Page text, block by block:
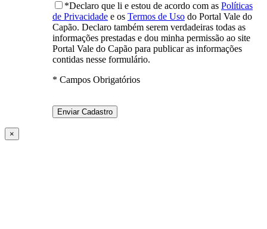
*Declaro que li e estou de acordo com as Políticas
de Privacidade e os Termos de Uso do Portal Vale do
Capão. Declaro também serem verdadeiras todas as
informações prestadas e dou minha permissão ao site
Portal Vale do Capão para publicar as informações
contidas nesse formulário.
* Campos Obrigatórios
×